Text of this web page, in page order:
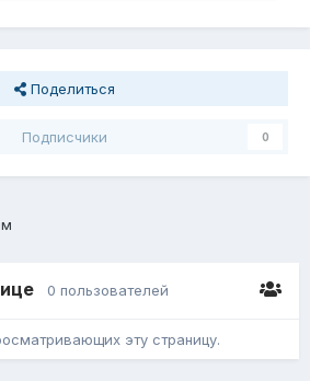
Поделиться
Подписчики 0
0 пользователей
эту страницу.